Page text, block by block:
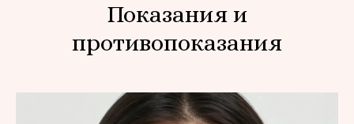
Показания и
противопоказания